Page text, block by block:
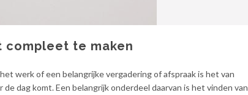
compleet te maken
werk of een belangrijke vergadering of afspraak is het van
dag komt. Een belangrijk onderdeel daarvan is het vinden van